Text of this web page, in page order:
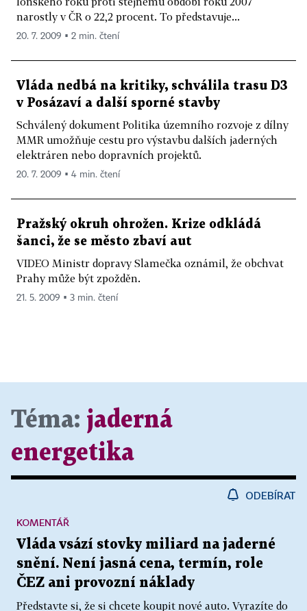
narostly v ČR o 22,2 procent. To představuje...
20. 7. 2009 ▪ 2 min. čtení
Vláda nedbá na kritiky, schválila trasu D3
v Posázaví a další sporné stavby
Schválený dokument Politika územního rozvoje z dílny
MMR umožňuje cestu pro výstavbu dalších jaderných
elektráren nebo dopravních projektů.
20. 7. 2009 ▪ 4 min. čtení
Pražský okruh ohrožen. Krize odkládá
šanci, že se město zbaví aut
VIDEO Ministr dopravy Slamečka oznámil, že obchvat
Prahy může být zpožděn.
21. 5. 2009 ▪ 3 min. čtení
Téma: jaderná
energetika
ODEBÍRAT
Vláda vsází stovky miliard na jaderné
snění. Není jasná cena, termín, role
ČEZ ani provozní náklady
Představte si, že si chcete koupit nové auto. Vyrazíte do
KOMENTÁŘ